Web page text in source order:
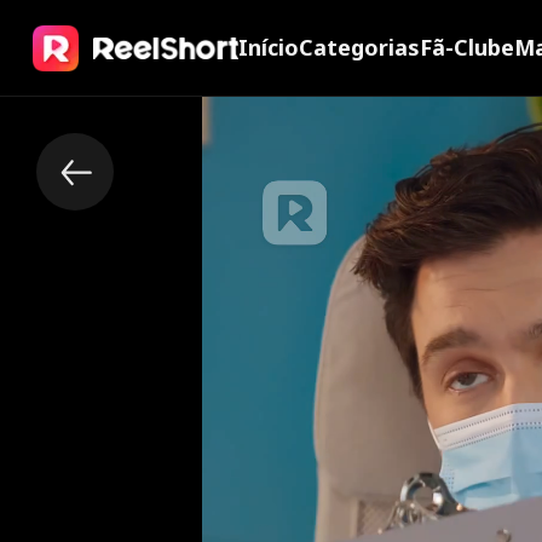
InícioCategoriasFã-Clube